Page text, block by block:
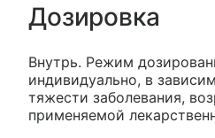
Дозировка
Внутрь. Режим
индивидуально, в
тяжести заболевания,
применяемой